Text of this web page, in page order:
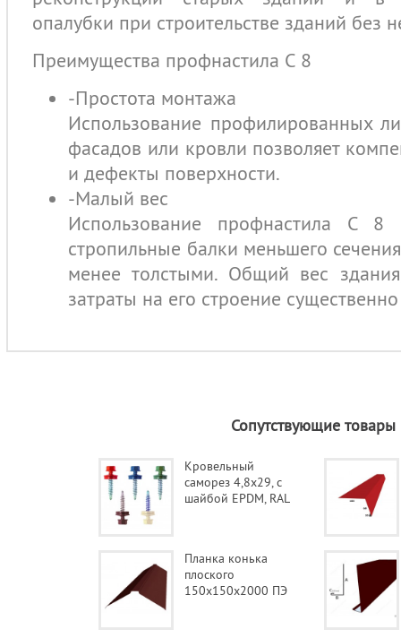
опалубки при строительстве зданий без
Преимущества профнастила C 8
-Простота монтажа
Использование профилированных
фасадов или кровли позволяет
и дефекты поверхности.
-Малый вес
Использование профнастила C 8
стропильные балки меньшего
менее толстыми. Общий вес
затраты на его строение
Сопутствующие товары
Кровельный
саморез 4,8х29, с
шайбой EPDM, RAL
Планка конька
плоского
150х150х2000 ПЭ